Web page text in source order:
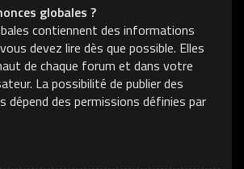
globales ?
contiennent des informations
devez lire dès que possible. Elles
de chaque forum et dans votre
La possibilité de publier des
dépend des permissions définies par